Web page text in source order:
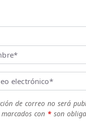
electrónico*
de correo no será
con * son